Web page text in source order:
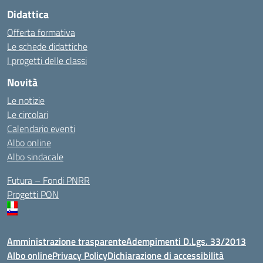
Didattica
Offerta formativa
Le schede didattiche
I progetti delle classi
Novità
Le notizie
Le circolari
Calendario eventi
Albo online
Albo sindacale
Futura – Fondi PNRR
Progetti PON
Amministrazione trasparenteAdempimenti D.Lgs. 33/2013
Albo onlinePrivacy PolicyDichiarazione di accessibilità